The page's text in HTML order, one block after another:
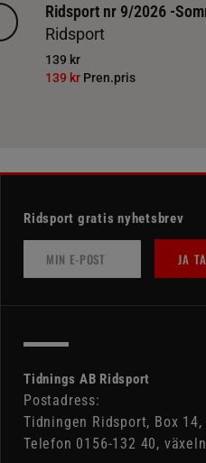
Ridsport nr 9/2026 -
Ridsport
139 kr
139 kr Pren.pris
Ridsport gratis nyhetsbrev
JA
Tidnings AB Ridsport
Postadress:
Tidningen Ridsport, Box 14,
Telefon 0156-132 40,